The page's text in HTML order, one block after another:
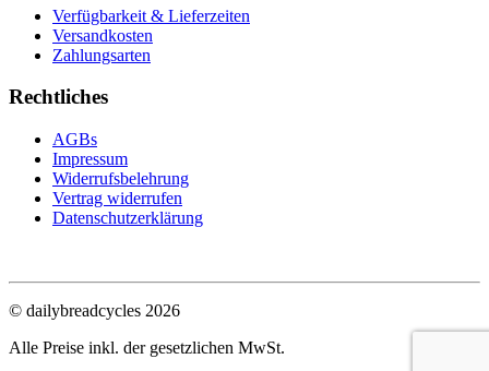
Verfügbarkeit & Lieferzeiten
Versandkosten
Zahlungsarten
Rechtliches
AGBs
Impressum
Widerrufsbelehrung
Vertrag widerrufen
Datenschutzerklärung
© dailybreadcycles 2026
Alle Preise inkl. der gesetzlichen MwSt.